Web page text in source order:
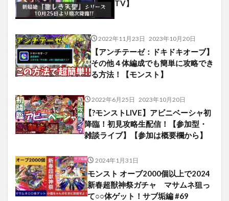
TV】
2022年11月23日 2023年10月20日
【アンチテーゼ：ドキドキオーブ】
その他４体編成でも簡単に攻略でき
る方法！【モンスト】
2022年6月25日 2023年10月20日
【?モンストLIVE】アビニベーシャ初
降臨！初見攻略生配信！【参加型・
雑談ライブ】【参加は概要欄から】
2024年1月31日
モンスト オーブ2000個以上で2024
新春超獣神祭ガチャ マサムネ狙っ
て○○体ゲット！サブ垢編 #69